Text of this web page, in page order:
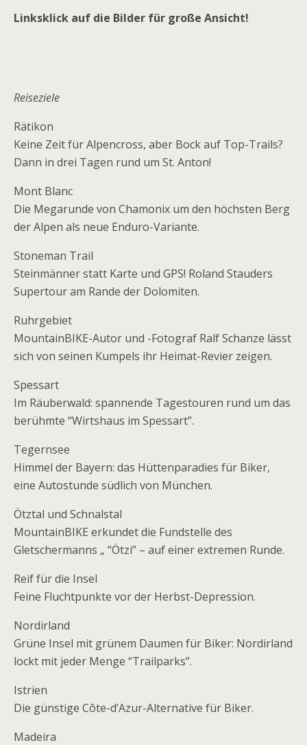
Linksklick auf die Bilder für große Ansicht!
Reiseziele
Rätikon
Keine Zeit für Alpencross, aber Bock auf Top-Trails?
Dann in drei Tagen rund um St. Anton!
Mont Blanc
Die Megarunde von Chamonix um den höchsten Berg
der Alpen als neue Enduro-Variante.
Stoneman Trail
Steinmänner statt Karte und GPS! Roland Stauders
Supertour am Rande der Dolomiten.
Ruhrgebiet
MountainBIKE-Autor und -Fotograf Ralf Schanze lässt
sich von seinen Kumpels ihr Heimat-Revier zeigen.
Spessart
Im Räuberwald: spannende Tagestouren rund um das
berühmte “Wirtshaus im Spessart”.
Tegernsee
Himmel der Bayern: das Hüttenparadies für Biker,
eine Autostunde südlich von München.
Ötztal und Schnalstal
MountainBIKE erkundet die Fundstelle des
Gletschermanns „ “Ötzi” – auf einer extremen Runde.
Reif für die Insel
Feine Fluchtpunkte vor der Herbst-Depression.
Nordirland
Grüne Insel mit grünem Daumen für Biker: Nordirland
lockt mit jeder Menge “Trailparks”.
Istrien
Die günstige Côte-d’Azur-Alternative für Biker.
Madeira